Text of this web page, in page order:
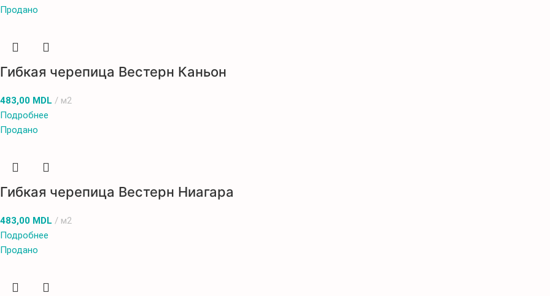
Продано
Гибкая черепица Вестерн Каньон
483,00 MDL
м2
Подробнее
Продано
Гибкая черепица Вестерн Ниагара
483,00 MDL
м2
Подробнее
Продано